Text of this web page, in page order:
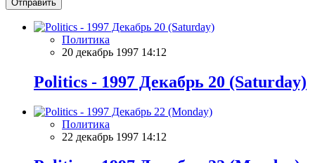
Отправить
Политика
20 декабрь 1997 14:12
Politics - 1997 Декабрь 20 (Saturday)
Политика
22 декабрь 1997 14:12